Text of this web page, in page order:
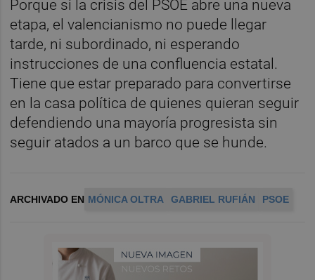
Porque si la crisis del PSOE abre una nueva
etapa, el valencianismo no puede llegar
tarde, ni subordinado, ni esperando
instrucciones de una confluencia estatal.
Tiene que estar preparado para convertirse
en la casa política de quienes quieran seguir
defendiendo una mayoría progresista sin
seguir atados a un barco que se hunde.
ARCHIVADO EN MÓNICA OLTRA GABRIEL RUFIÁN PSOE